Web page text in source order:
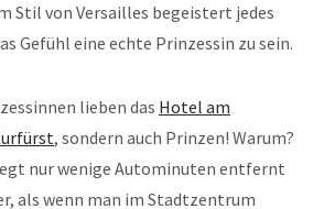
Stil von Versailles begeistert jedes
Gefühl eine echte Prinzessin zu sein.
lieben das Hotel am
, sondern auch Prinzen! Warum?
nur wenige Autominuten entfernt
als wenn man im Stadtzentrum